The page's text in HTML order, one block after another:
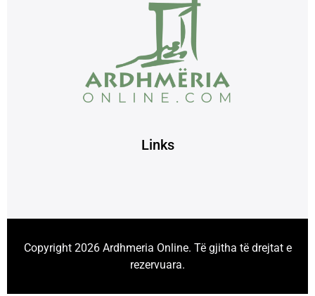
Links
Copyright 2026 Ardhmeria Online. Të gjitha të drejtat e
rezervuara.